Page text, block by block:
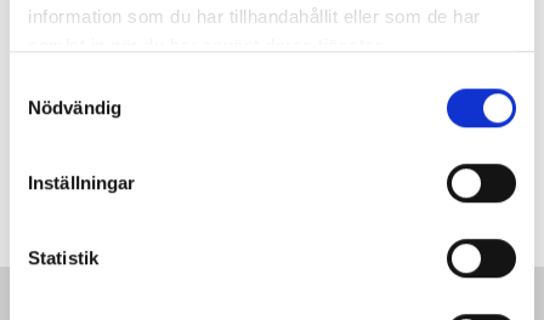
information som du har tillhandahållit eller som de har
Nödvändig
Inställningar
Statistik